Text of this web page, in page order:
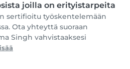
joilla on erityistarpeita
sertifioitu työskentelemään
Ota yhteyttä suoraan
Singh vahvistaaksesi